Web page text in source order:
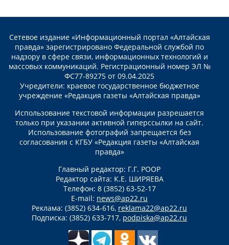
Сетевое издание «Информационный портал «Алтайская
правда» зарегистрировано Федеральной службой по
надзору в сфере связи, информационных технологий и
массовых коммуникаций. Регистрационный номер ЭЛ №
ФС77-89275 от 09.04.2025
Учредители: краевое государственное бюджетное
учреждение «Редакция газеты «Алтайская правда»
Использование текстовой информации разрешается
только при указании активной гиперссылки на сайт.
Использование фотографий запрещается без
согласования с КГБУ «Редакция газеты «Алтайская
правда»
Главный редактор: Г.Г. РООР
Редактор сайта: К.Е. ШИРЯЕВА
Телефон: 8 (3852) 63-52-17
E-mail: news@ap22.ru
Реклама: (3852) 634-616, reklama22@ap22.ru
Подписка: (3852) 633-717, podpiska@ap22.ru